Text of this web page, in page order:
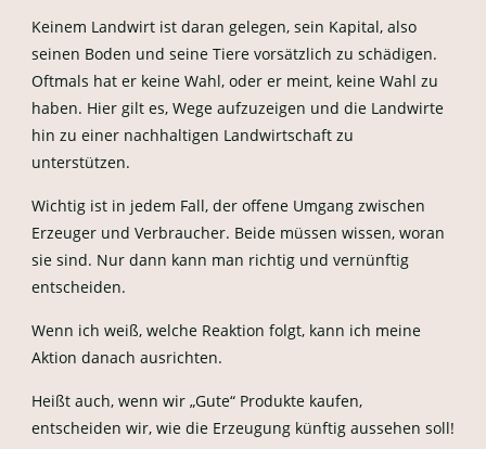
Keinem Landwirt ist daran gelegen, sein Kapital, also
seinen Boden und seine Tiere vorsätzlich zu schädigen.
Oftmals hat er keine Wahl, oder er meint, keine Wahl zu
haben. Hier gilt es, Wege aufzuzeigen und die Landwirte
hin zu einer nachhaltigen Landwirtschaft zu
unterstützen.
Wichtig ist in jedem Fall, der offene Umgang zwischen
Erzeuger und Verbraucher. Beide müssen wissen, woran
sie sind. Nur dann kann man richtig und vernünftig
entscheiden.
Wenn ich weiß, welche Reaktion folgt, kann ich meine
Aktion danach ausrichten.
Heißt auch, wenn wir „Gute“ Produkte kaufen,
entscheiden wir, wie die Erzeugung künftig aussehen soll!